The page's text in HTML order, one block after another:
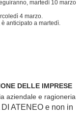
martedì 10 marzo
4 marzo.
è anticipato a martedì.
DELLE IMPRESE
aziendale e ragioneria
ATENEO e non in